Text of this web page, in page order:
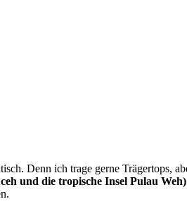
Denn ich trage gerne Trägertops,
und die tropische Insel Pulau Weh)